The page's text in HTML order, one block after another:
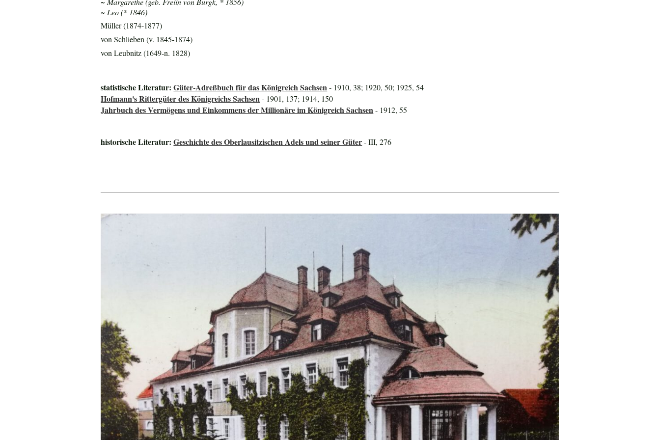
~ Leo (* 1846)
Müller (1874-1877)
von Schlieben (v. 1845-1874)
von Leubnitz (1649-n. 1828)
statistische Literatur:Güter-Adreßbuch für das Königreich Sachsen- 1910, 38; 1920, 50; 1925, 54
Hofmann's Rittergüter des Königreichs Sachsen- 1901, 137; 1914, 150
Jahrbuch des Vermögens und Einkommens der Millionäre im Königreich Sachsen- 1912, 55
historische Literatur:Geschichte des Oberlausitzischen Adels und seiner Güter- III, 276